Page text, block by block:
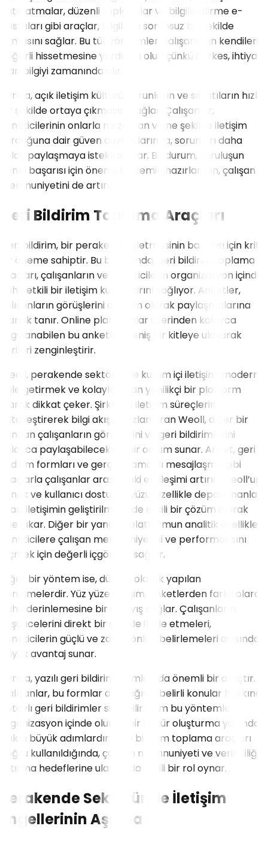
hatırlatmalar, düzenli toplantılar ve bilgilendirme e-
postaları gibi araçlar, bilgilerin sorunsuz bir şekilde
akmasını sağlar. Bu tür yöntemler, çalışanların kendilerini
değerli hissetmesine yardımcı olur; çünkü herkes, ihtiyacı
olan bilgiyi zamanında alır.
Ayrıca, açık iletişim kültürü, sorunların ve sıkıntıların hızlı
bir şekilde ortaya çıkmasını sağlar. Çalışanlar,
yöneticilerinin onlarla ne zaman ve ne şekilde iletişim
kurduğuna dair güven duyduklarında, sorunları daha
kolay paylaşmaya istekli olurlar. Bu durum, kuruluşun
genel başarısı için önemli bir zemin hazırlarken, çalışan
memnuniyetini de artırır.
Geri Bildirim Toplama Araçları
Geri bildirim, bir perakende işletmesinin başarısı için kritik
bir öneme sahiptir. Bu bağlamda, geri bildirim toplama
araçları, çalışanların ve yöneticilerin organizasyon içinde
daha etkili bir iletişim kurmalarını sağlıyor. Anketler,
çalışanların görüşlerini anonim olarak paylaşmalarına
olanak tanır. Online platformlar üzerinden kolayca
uygulanabilen bu anketler, geniş bir kitleye ulaşarak
verileri zenginleştirir.
Weoll, perakende sektöründe kurum içi iletişimi modern
hale getirmek ve kolaylaştıran yenilikçi bir platform
olarak dikkat çeker. Şirket içi iletişim süreçlerini
dijitalleştirerek bilgi akışını hızlandıran Weoll, diğer bir
yandan çalışanların görüşlerini ve geri bildirimlerini
kolayca paylaşabilecekleri bir ortam sunar. Anket, geri
bildirim formları ve gerçek zamanlı mesajlaşma gibi
araçlarla çalışanlar arasındaki etkileşimi artırır. Weoll’un
esnek ve kullanıcı dostu arayüzü, özellikle departmanlar
arası iletişimin geliştirilmesinde etkili bir çözüm olarak
öne çıkar. Diğer bir yandan platformun analitik özellikleri,
yöneticilere çalışan memnuniyetini ve performansını
ölçmek için değerli içgörüler sağlar.
Diğer bir yöntem ise, düzenli olarak yapılan
görüşmelerdir. Yüz yüze iletişim, anketlerden farklı olarak
daha derinlemesine bir anlayış sağlar. Çalışanların
düşüncelerini direkt bir şekilde ifade etmeleri,
yöneticilerin güçlü ve zayıf yönleri belirlemeleri açısından
büyük avantaj sunar.
Ayrıca, yazılı geri bildirim formları da önemli bir araçtır.
Çalışanlar, bu formlar aracılığıyla belirli konular hakkında
detaylı geri bildirimler sunabilir. Tüm bu yöntemler,
organizasyon içinde olumlu bir kültür oluşturma yolunda
atılan büyük adımlardır. Geri bildirim toplama araçları
doğru kullanıldığında, çalışan memnuniyeti ve verimliliğini
artırma hedeflerine ulaşmada etkili bir rol oynar.
Perakende Sektöründe İletişim
Engellerinin Aşılması